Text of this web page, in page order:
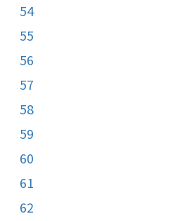
54
55
56
57
58
59
60
61
62